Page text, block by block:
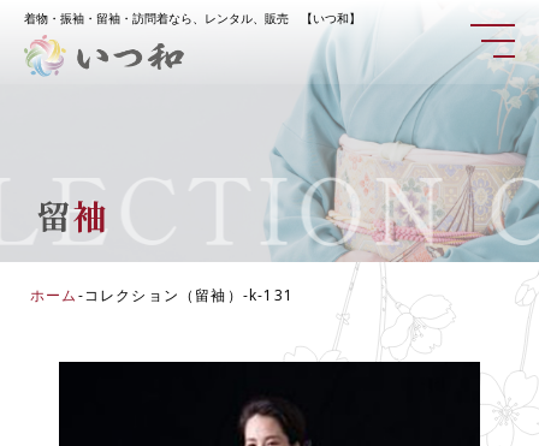
着物・振袖・留袖・訪問着なら、レンタル、販売 【いつ和】
留袖
ホーム-コレクション（留袖） -k-131